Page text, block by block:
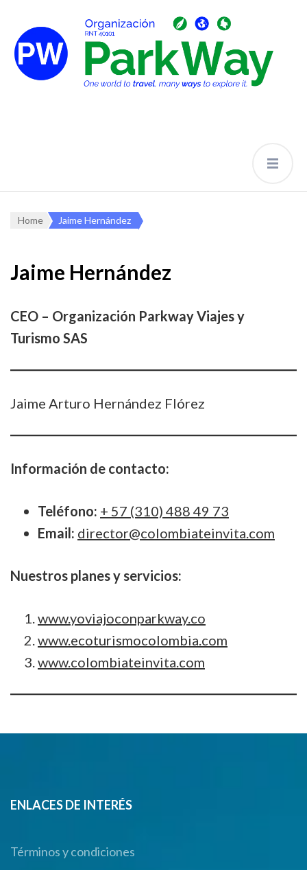
Home Jaime Hernández
Jaime Hernández
CEO – Organización Parkway Viajes y
Turismo SAS
Jaime Arturo Hernández Flórez
Información de contacto:
Teléfono: + 57 (310) 488 49 73
Email: director@colombiateinvita.com
Nuestros planes y servicios:
www.yoviajoconparkway.co
www.ecoturismocolombia.com
www.colombiateinvita.com
ENLACES DE INTERÉS
Términos y condiciones